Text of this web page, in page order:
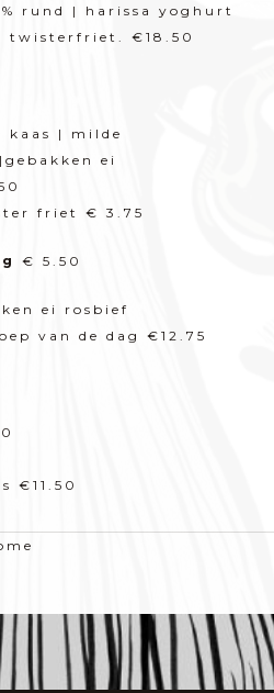
rund | harissa yoghurt
twisterfriet. €18.50
kaas | milde
ei
friet € 3.75
€ 5.50
ei rosbief
van de dag €12.75
€11.50